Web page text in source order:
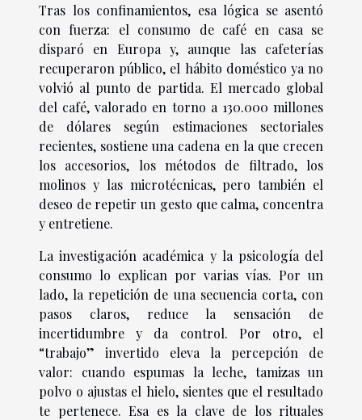
Tras los confinamientos, esa lógica se asentó
con fuerza: el consumo de café en casa se
disparó en Europa y, aunque las cafeterías
recuperaron público, el hábito doméstico ya no
volvió al punto de partida. El mercado global
del café, valorado en torno a 130.000 millones
de dólares según estimaciones sectoriales
recientes, sostiene una cadena en la que crecen
los accesorios, los métodos de filtrado, los
molinos y las microtécnicas, pero también el
deseo de repetir un gesto que calma, concentra
y entretiene.
La investigación académica y la psicología del
consumo lo explican por varias vías. Por un
lado, la repetición de una secuencia corta, con
pasos claros, reduce la sensación de
incertidumbre y da control. Por otro, el
“trabajo” invertido eleva la percepción de
valor: cuando espumas la leche, tamizas un
polvo o ajustas el hielo, sientes que el resultado
te pertenece. Esa es la clave de los rituales